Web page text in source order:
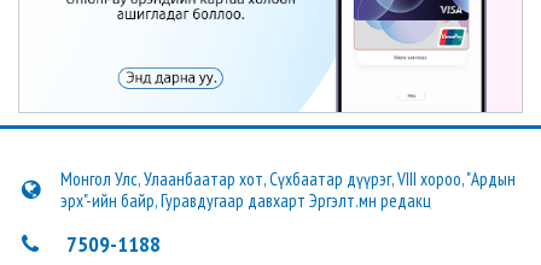
Монгол Улс, Улаанбаатар хот, Сүхбаатар дүүрэг, VIII хороо, "Ардын
эрх"-ийн байр, Гуравдугаар давхарт Эргэлт.мн редакц
7509-1188